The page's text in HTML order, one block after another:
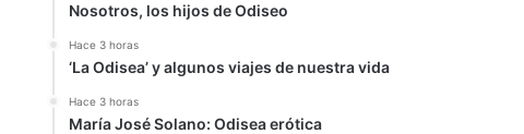
Nosotros, los hijos de Odiseo
Hace 3 horas
‘La Odisea’ y algunos viajes de nuestra vida
Hace 3 horas
María José Solano: Odisea erótica